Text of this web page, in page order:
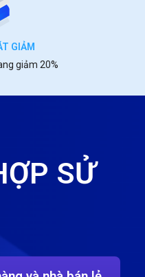
GIẢM
giảm 20%
SỬ